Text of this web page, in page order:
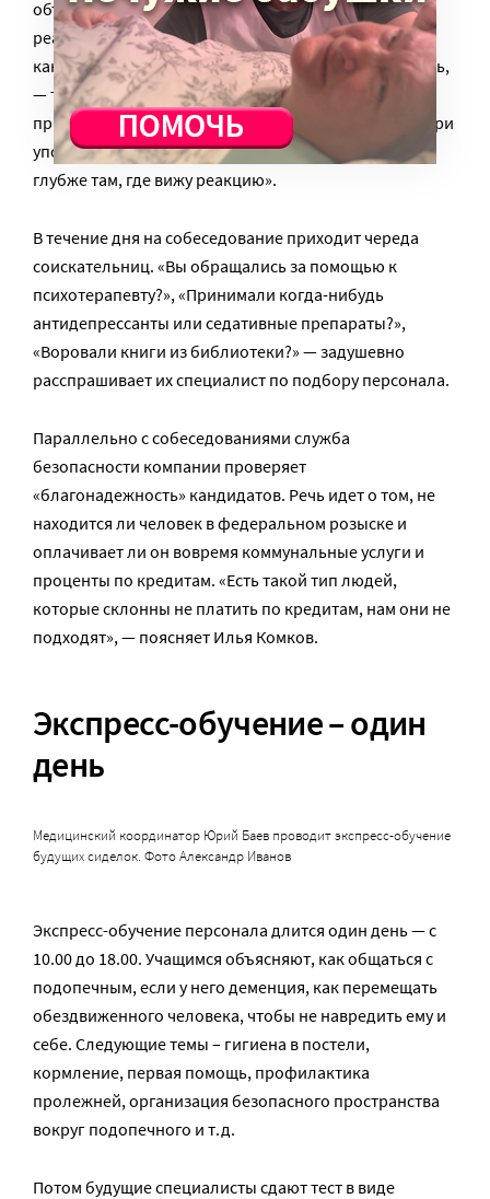
объясняет Комков. — Я пытаюсь выявить у человека
реакцию на определенный маркер. Она может быть
как вербальной – подрагивает голос, учащается речь,
— так и невербальной. Если у человека
приподнимается бровь или опускается уголок рта при
упоминании слова алкоголь, я это замечаю. Копаю
глубже там, где вижу реакцию».
В течение дня на собеседование приходит череда
соискательниц. «Вы обращались за помощью к
психотерапевту?», «Принимали когда-нибудь
антидепрессанты или седативные препараты?»,
«Воровали книги из библиотеки?» — задушевно
расспрашивает их специалист по подбору персонала.
Параллельно с собеседованиями служба
безопасности компании проверяет
«благонадежность» кандидатов. Речь идет о том, не
находится ли человек в федеральном розыске и
оплачивает ли он вовремя коммунальные услуги и
проценты по кредитам. «Есть такой тип людей,
которые склонны не платить по кредитам, нам они не
подходят», — поясняет Илья Комков.
Экспресс-обучение – один
день
Медицинский координатор Юрий Баев проводит экспресс-обучение
будущих сиделок. Фото Александр Иванов
Экспресс-обучение персонала длится один день — с
10.00 до 18.00. Учащимся объясняют, как общаться с
подопечным, если у него деменция, как перемещать
обездвиженного человека, чтобы не навредить ему и
себе. Следующие темы – гигиена в постели,
кормление, первая помощь, профилактика
пролежней, организация безопасного пространства
вокруг подопечного и т.д.
Потом будущие специалисты сдают тест в виде